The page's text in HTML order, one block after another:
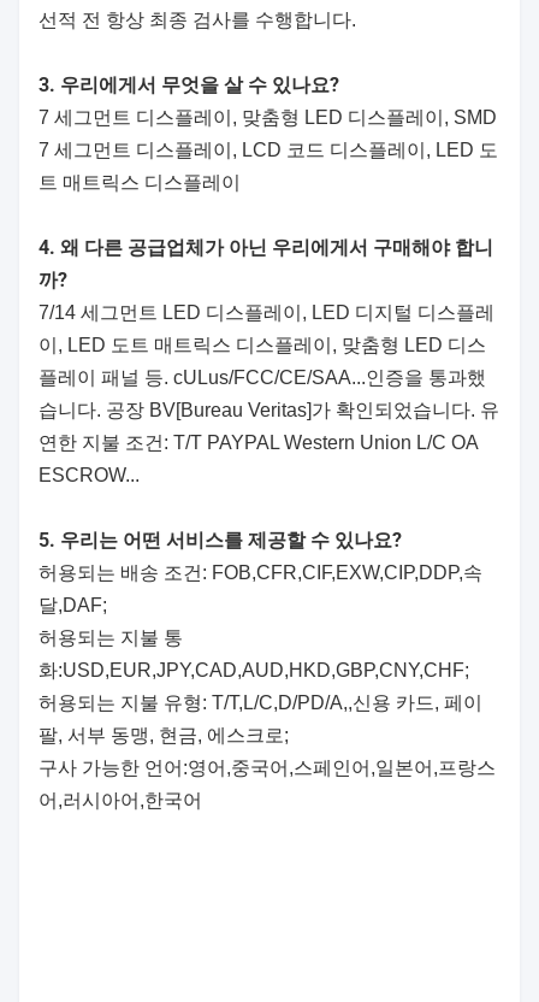
선적 전 항상 최종 검사를 수행합니다.
3. 우리에게서 무엇을 살 수 있나요?
7 세그먼트 디스플레이, 맞춤형 LED 디스플레이, SMD
7 세그먼트 디스플레이, LCD 코드 디스플레이, LED 도
트 매트릭스 디스플레이
4. 왜 다른 공급업체가 아닌 우리에게서 구매해야 합니
까?
7/14 세그먼트 LED 디스플레이, LED 디지털 디스플레
이, LED 도트 매트릭스 디스플레이, 맞춤형 LED 디스
플레이 패널 등. cULus/FCC/CE/SAA...인증을 통과했
습니다. 공장 BV[Bureau Veritas]가 확인되었습니다. 유
연한 지불 조건: T/T PAYPAL Western Union L/C OA
ESCROW...
5. 우리는 어떤 서비스를 제공할 수 있나요?
허용되는 배송 조건: FOB,CFR,CIF,EXW,CIP,DDP,속
달,DAF;
허용되는 지불 통
화:USD,EUR,JPY,CAD,AUD,HKD,GBP,CNY,CHF;
허용되는 지불 유형: T/T,L/C,D/PD/A,,신용 카드, 페이
팔, 서부 동맹, 현금, 에스크로;
구사 가능한 언어:영어,중국어,스페인어,일본어,프랑스
어,러시아어,한국어